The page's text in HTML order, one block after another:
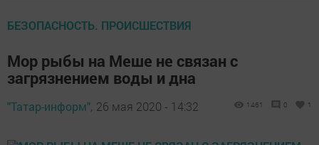
БЕЗОПАСНОСТЬ. ПРОИСШЕСТВИЯ
Мор рыбы на Меше не связан с
загрязнением воды и дна
"Татар-информ", 26 мая 2020 - 14:32 1461 0 1